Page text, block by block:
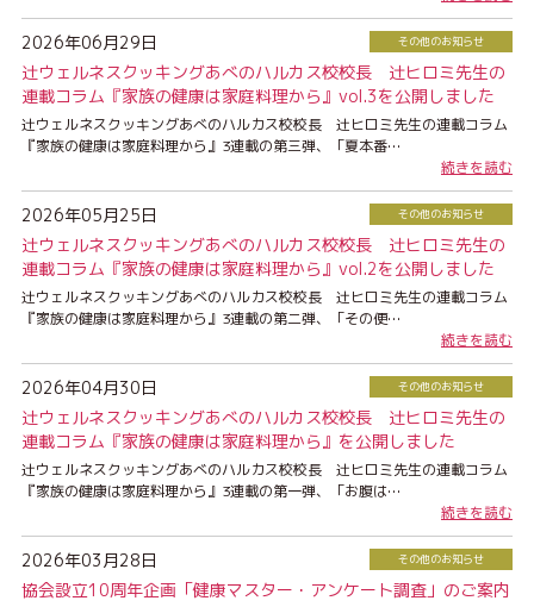
2026年06月29日 その他のお知らせ
辻ウェルネスクッキングあべのハルカス校校長 辻ヒロミ先生の
連載コラム『家族の健康は家庭料理から』vol.3を公開しました
辻ウェルネスクッキングあべのハルカス校校長 辻ヒロミ先生の連載コラム
『家族の健康は家庭料理から』3連載の第三弾、「夏本番…
続きを読む
2026年05月25日 その他のお知らせ
辻ウェルネスクッキングあべのハルカス校校長 辻ヒロミ先生の
連載コラム『家族の健康は家庭料理から』vol.2を公開しました
辻ウェルネスクッキングあべのハルカス校校長 辻ヒロミ先生の連載コラム
『家族の健康は家庭料理から』3連載の第二弾、「その便…
続きを読む
2026年04月30日 その他のお知らせ
辻ウェルネスクッキングあべのハルカス校校長 辻ヒロミ先生の
連載コラム『家族の健康は家庭料理から』を公開しました
辻ウェルネスクッキングあべのハルカス校校長 辻ヒロミ先生の連載コラム
『家族の健康は家庭料理から』3連載の第一弾、「お腹は…
続きを読む
2026年03月28日 その他のお知らせ
協会設立10周年企画「健康マスター・アンケート調査」のご案内